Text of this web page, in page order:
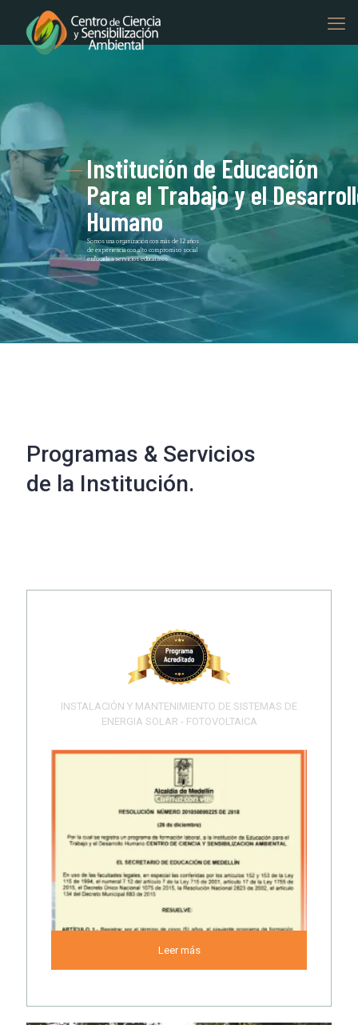
Institución de Educación
Para el Trabajo y el
Humano
Somos una organización con más de 12 años
de experiencia con alto compromiso social
enfocada a servicios educativos.
Programas & Servicios
de la Institución.
INSTALACIÓN Y MANTENIMIENTO DE SISTEMAS DE
ENERGIA SOLAR - FOTOVOLTAICA
Leer más